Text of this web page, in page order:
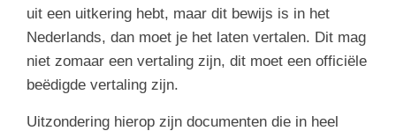
uit een uitkering hebt, maar dit bewijs is in het
Nederlands, dan moet je het laten vertalen. Dit mag
niet zomaar een vertaling zijn, dit moet een officiële
beëdigde vertaling zijn.
Uitzondering hierop zijn documenten die in heel